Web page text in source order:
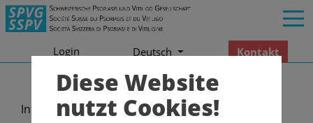
Login Deutsch Kontakt
Informationen Fokus Intimität
Diese Website
nutzt Cookies!